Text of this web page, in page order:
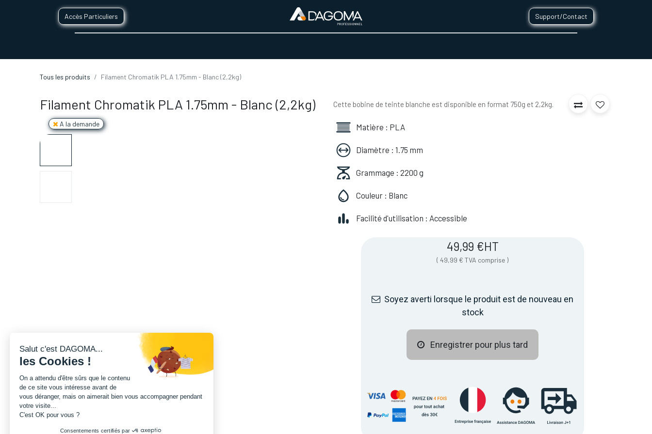
Accès Particuliers Support/Contact
Tous les produits Filament Chromatik PLA 1.75mm - Blanc (2,2kg)
Filament Chromatik PLA 1.75mm - Blanc (2,2kg)
A la demande
Cette bobine de teinte blanche est disponible en format 750g et 2,2kg.
Matière : PLA
Diamètre : 1.75 mm
Grammage : 2200 g
Couleur : Blanc
Facilité d'utilisation : Accessible
49,99 €HT
(49,99 € TVA comprise )
Soyez averti lorsque le produit est de nouveau en
stock
Enregistrer pour plus tard
Salut c'est DAGOMA...
les Cookies !
On a attendu d'être sûrs que le contenu
de ce site vous intéresse avant de
vous déranger, mais on aimerait bien vous accompagner pendant
votre visite...
C'est OK pour vous ?
Consentements certifiés par